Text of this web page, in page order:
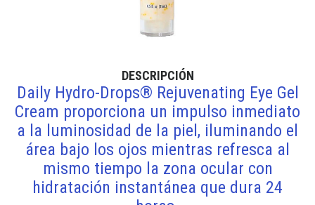
DESCRIPCIÓN
Daily Hydro-Drops® Rejuvenating Eye Gel
Cream proporciona un impulso inmediato
a la luminosidad de la piel, iluminando el
área bajo los ojos mientras refresca al
mismo tiempo la zona ocular con
hidratación instantánea que dura 24